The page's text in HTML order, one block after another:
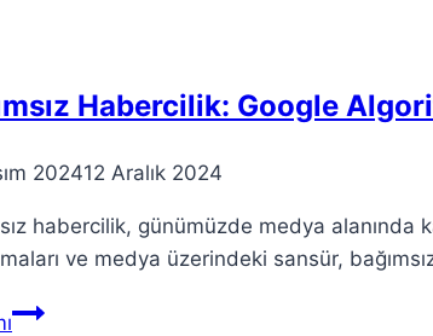
Habercilik: Google
202412 Aralık 2024
habercilik, günümüzde medya
ve medya üzerindeki sansür,
Bağımsız